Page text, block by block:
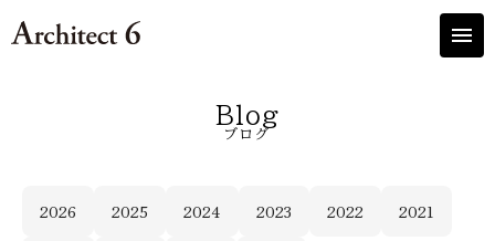
menu
Blog
ブログ
2026 2025 2024 2023 2022 2021